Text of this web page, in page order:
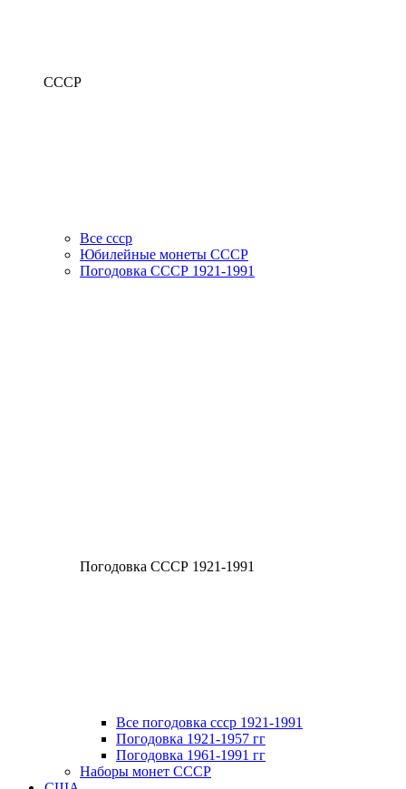
СССР
Все ссср
Юбилейные монеты СССР
Погодовка СССР 1921-1991
Погодовка СССР 1921-1991
Все погодовка ссср 1921-1991
Погодовка 1921-1957 гг
Погодовка 1961-1991 гг
Наборы монет СССР